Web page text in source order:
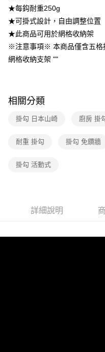
2.基於同意付款使用「大哥付你
資料（包含姓名、電話或地址）
由本公司與您本人進行分期帳單所
3.完整用戶服務條款，請詳閱以下
宅配【父親節大回饋】限時
每筆NT$150，滿NT$299(含以
★每鈎耐重250g
★可掛式設計，自由調整位置
★此商品可用於網格收納架
※注意事項※ 本商品僅含五格
網格收納支架 ""
相關分類
掛勾 日本山崎 廚房 掛
耐重 掛勾 掛勾 免鑽牆
掛勾 活動式
詳細說明